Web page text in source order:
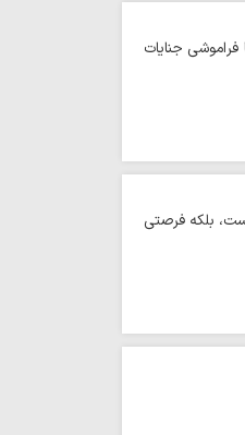
جنایات
بلکه فرصتی